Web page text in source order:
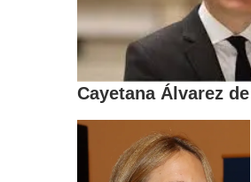
Cayetana Álvarez